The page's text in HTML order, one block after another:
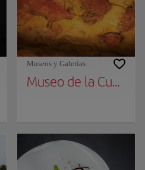
propuesta escénica de
Museos y Galerías
Museo de la Cueva